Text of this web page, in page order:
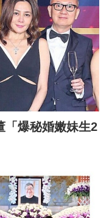
「爆秘婚嫩妹生2